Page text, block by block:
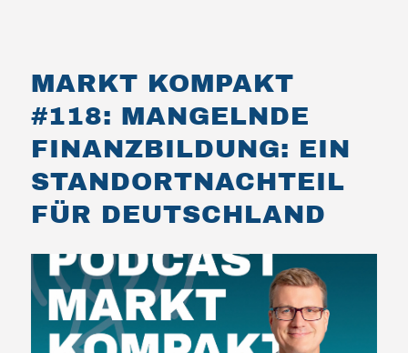
MARKT KOMPAKT
#118: MANGELNDE
FINANZBILDUNG: EIN
STANDORTNACHTEIL
FÜR DEUTSCHLAND